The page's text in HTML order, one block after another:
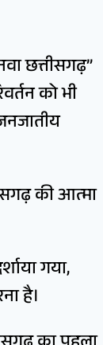
छत्तीसगढ़”
को भी
की आत्मा
गया,
है।